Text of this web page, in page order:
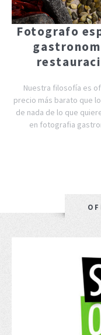
Fotografo
Nuestra filosofía es
precio más barato que
de nada de lo que
en fotografia